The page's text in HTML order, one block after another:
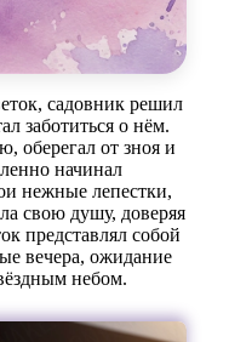
садовник решил
заботиться о нём.
оберегал от зноя и
начинал
нежные лепестки,
свою душу, доверяя
представлял собой
вечера, ожидание
небом.